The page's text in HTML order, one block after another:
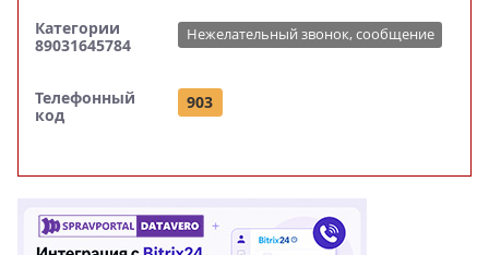
Категории
89031645784
Нежелательный звонок, сообщение
Телефонный
код
903